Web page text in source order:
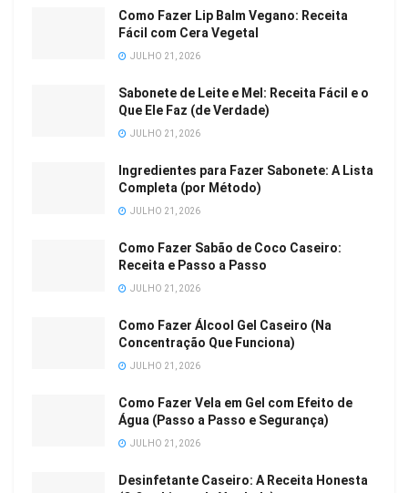
Como Fazer Lip Balm Vegano: Receita
Fácil com Cera Vegetal
JULHO 21, 2026
Sabonete de Leite e Mel: Receita Fácil e o
Que Ele Faz (de Verdade)
JULHO 21, 2026
Ingredientes para Fazer Sabonete: A Lista
Completa (por Método)
JULHO 21, 2026
Como Fazer Sabão de Coco Caseiro:
Receita e Passo a Passo
JULHO 21, 2026
Como Fazer Álcool Gel Caseiro (Na
Concentração Que Funciona)
JULHO 21, 2026
Como Fazer Vela em Gel com Efeito de
Água (Passo a Passo e Segurança)
JULHO 21, 2026
Desinfetante Caseiro: A Receita Honesta